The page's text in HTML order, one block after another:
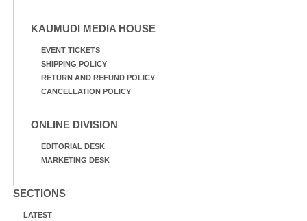
KAUMUDI MEDIA HOUSE
EVENT TICKETS
SHIPPING POLICY
RETURN AND REFUND POLICY
CANCELLATION POLICY
ONLINE DIVISION
EDITORIAL DESK
MARKETING DESK
SECTIONS
LATEST